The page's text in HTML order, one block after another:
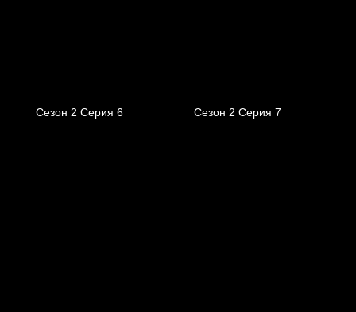
Сезон 2 Серия 6 Сезон 2 Серия 7